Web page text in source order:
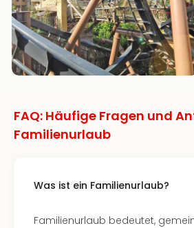
FAQ: Häufige Fragen und
Familienurlaub
Was ist ein Familienurlaub?
Familienurlaub bedeutet,